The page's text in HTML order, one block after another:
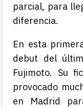
parcial, para
diferencia.
En esta
debut del
Fujimoto. Su
provocado
en Madrid